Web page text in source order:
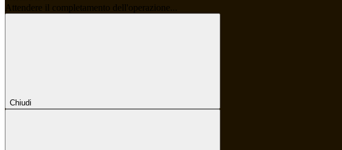
Attendere il completamento dell'operazione...
Chiudi